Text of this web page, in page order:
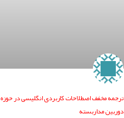
ترجمه مخفف اصطلاحات کاربردی انگلیسی در حوزه
دوربین مداربسته